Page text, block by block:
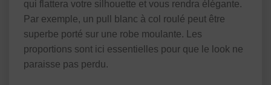
qui flattera votre silhouette et vous rendra élégante.
Par exemple, un pull blanc à col roulé peut être
superbe porté sur une robe moulante. Les
proportions sont ici essentielles pour que le look ne
paraisse pas perdu.